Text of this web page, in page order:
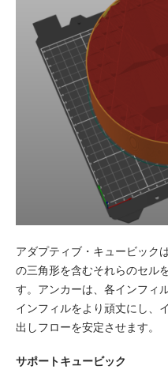
アダプティブ・キュービックは
の三角形を含むそれらのセル
す。アンカーは、各インフィ
インフィルをより頑丈にし、
出しフローを安定させます。
サポートキュービック